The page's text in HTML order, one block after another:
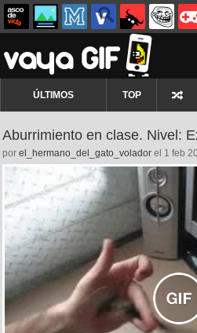
ÚLTIMOS TOP
Aburrimiento en clase. Nivel:
por el_hermano_del_gato_volador el 1 feb